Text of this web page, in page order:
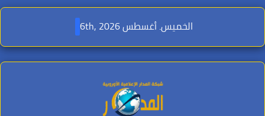
Skip
content
الخميس. أغسطس 6th, 2026